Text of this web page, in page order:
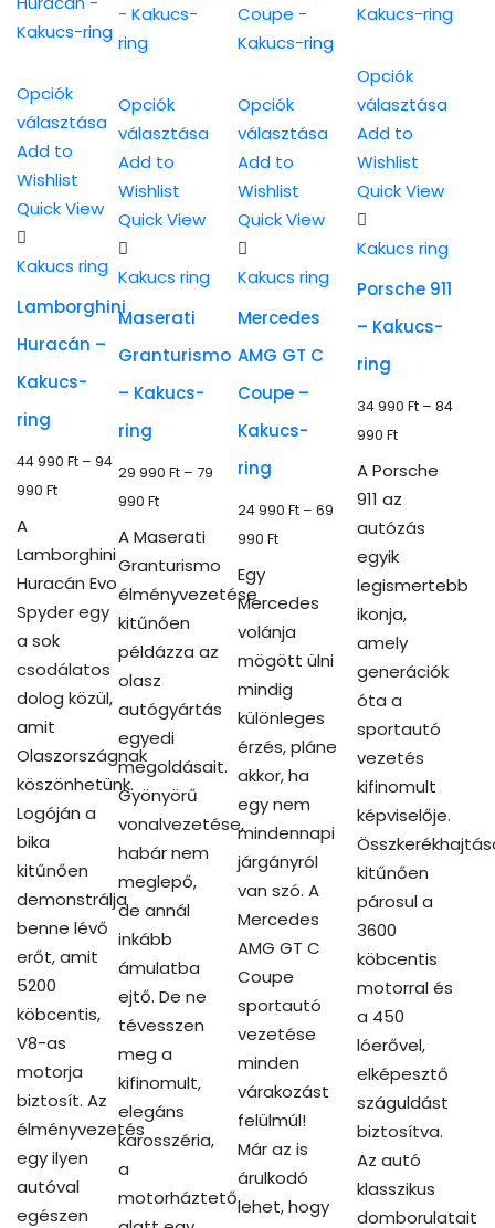
Opciók
választása
Ennek
a
terméknek
több
variációja
változatok
a
termékoldalon
választhatók
ki
Add to
Wishlist
Quick View
Kakucs ring
Lamborghini
Huracán –
Kakucs-
ring
44 990 Ft – 94
990 FtÁrtartomány:
990 Ft
A
Lamborghini
Huracán Evo
Spyder egy
a sok
csodálatos
dolog közül,
amit
Olaszországnak
köszönhetünk.
Logóján a
bika
kitűnően
demonstrálja
benne lévő
erőt, amit
5200
köbcentis,
V8-as
motorja
biztosít. Az
élményvezetés
egy ilyen
autóval
egészen
Opciók
választása
Ennek
a
terméknek
több
variációja
van.
változatok
a
termékoldalon
választhatók
ki
Add to
Wishlist
Quick View
Kakucs ring
Maserati
Granturismo
– Kakucs-
ring
29 990Ft – 79
990FtÁrtartomány:
990 Ft
79
990 Ft
A Maserati
Granturismo
élményvezetése
kitűnően
példázza az
olasz
autógyártás
egyedi
megoldásait.
Gyönyörű
vonalvezetése,
habár nem
meglepő,
de annál
inkább
ámulatba
ejtő. De ne
tévesszen
meg a
kifinomult,
elegáns
karosszéria,
a
motorháztető
Opciók
választása
Ennek
a
terméknek
több
variációja
változatok
a
termékoldalon
ki
Add to
Wishlist
Quick View
Kakucs ring
Mercedes
AMG GT C
Coupe –
Kakucs-
ring
24 990Ft – 69
990FtÁrtartomány:
990 Ft
-
69
990 Ft
Egy
Mercedes
volánja
mögött ülni
mindig
különleges
érzés, pláne
akkor, ha
egy nem
mindennapi
járgányról
van szó. A
Mercedes
AMG GT C
Coupe
sportautó
vezetése
minden
várakozást
felülmúl!
Már az is
árulkodó
lehet, hogy
Opciók
választása
Ennek
a
terméknek
több
variációja
változatok
a
Add to
Wishlist
Quick View
Kakucs ring
Porsche 911
– Kakucs-
ring
34 990Ft – 84
990FtÁrtartomány:
990 Ft
A Porsche
911 az
autózás
egyik
legismertebb
ikonja,
amely
generációk
óta a
sportautó
vezetés
kifinomult
képviselője.
kitűnően
párosul a
3600
köbcentis
motorral és
a 450
lóerővel,
elképesztő
száguldást
biztosítva.
Az autó
klasszikus
domborulatait